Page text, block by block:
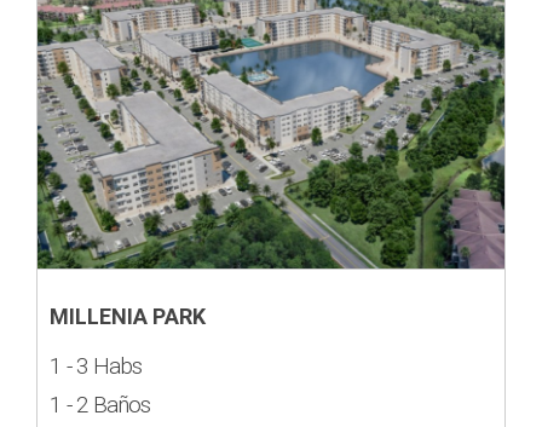
MILLENIA PARK
1 - 3 Habs
1 - 2 Baños